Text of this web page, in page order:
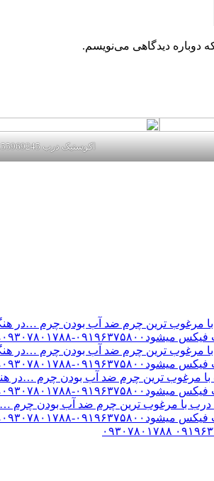
دوباره دیدگاهی می‌نویسم.
اکوستیک درب 02155969245-09196375800
ترین چرم ضد آب بودن چرم …در
دولتی
ترین چرم ضد آب بودن چرم …در
دولتی
ترین چرم ضد آب بودن چرم …در
دولتی
با مرغوب ترین چرم ضد آب بودن چرم
دولتی